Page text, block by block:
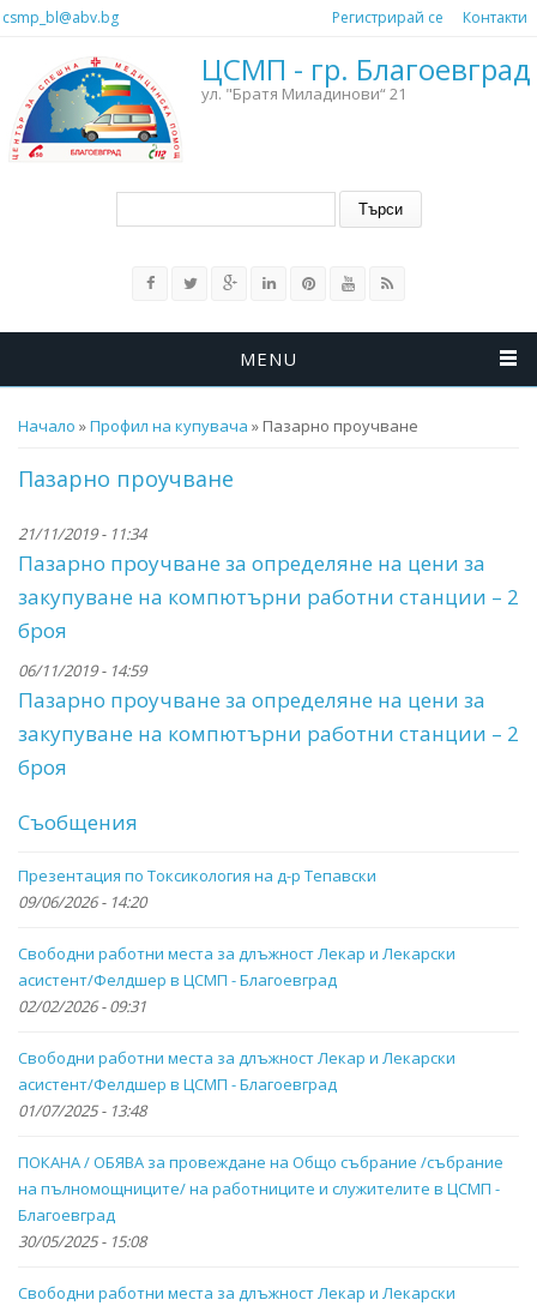
Премини към основното съдържание
csmp_bl@abv.bg Регистрирай се Контакти
ЦСМП - гр. Благоевград
ул. "Братя Миладинови“ 21
MENU
Вие сте тук
Начало »Профил на купувача » Пазарно проучване
Пазарно проучване
21/11/2019 - 11:34
Пазарно проучване за определяне на цени за
закупуване на компютърни работни станции – 2
броя
06/11/2019 - 14:59
Пазарно проучване за определяне на цени за
закупуване на компютърни работни станции – 2
броя
Съобщения
Презентация по Токсикология на д-р Тепавски
09/06/2026 - 14:20
Свободни работни места за длъжност Лекар и Лекарски
асистент/Фелдшер в ЦСМП - Благоевград
02/02/2026 - 09:31
Свободни работни места за длъжност Лекар и Лекарски
асистент/Фелдшер в ЦСМП - Благоевград
01/07/2025 - 13:48
ПОКАНА / ОБЯВА за провеждане на Общо събрание /събрание
на пълномощниците/ на работниците и служителите в ЦСМП -
Благоевград
30/05/2025 - 15:08
Свободни работни места за длъжност Лекар и Лекарски